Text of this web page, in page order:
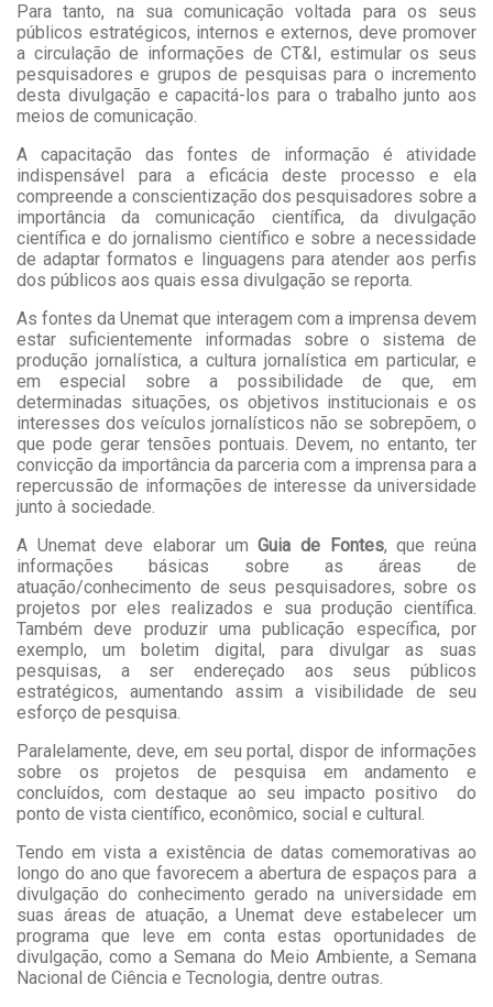
Para tanto, na sua comunicação voltada para os seus
públicos estratégicos, internos e externos, deve promover
a circulação de informações de CT&I, estimular os seus
pesquisadores e grupos de pesquisas para o incremento
desta divulgação e capacitá-los para o trabalho junto aos
meios de comunicação.
A capacitação das fontes de informação é atividade
indispensável para a eficácia deste processo e ela
compreende a conscientização dos pesquisadores sobre a
importância da comunicação científica, da divulgação
científica e do jornalismo científico e sobre a necessidade
de adaptar formatos e linguagens para atender aos perfis
dos públicos aos quais essa divulgação se reporta.
As fontes da Unemat que interagem com a imprensa devem
estar suficientemente informadas sobre o sistema de
produção jornalística, a cultura jornalística em particular, e
em especial sobre a possibilidade de que, em
determinadas situações, os objetivos institucionais e os
interesses dos veículos jornalísticos não se sobrepõem, o
que pode gerar tensões pontuais. Devem, no entanto, ter
convicção da importância da parceria com a imprensa para a
repercussão de informações de interesse da universidade
junto à sociedade.
A Unemat deve elaborar umGuia de Fontes, que reúna
informações básicas sobre as áreas de
atuação/conhecimento de seus pesquisadores, sobre os
projetos por eles realizados e sua produção científica.
Também deve produzir uma publicação específica, por
exemplo, um boletim digital, para divulgar as suas
pesquisas, a ser endereçado aos seus públicos
estratégicos, aumentando assim a visibilidade de seu
esforço de pesquisa.
Paralelamente, deve, em seu portal, dispor de informações
sobre os projetos de pesquisa em andamento e
concluídos, com destaque ao seu impacto positivo do
ponto de vista científico, econômico, social e cultural.
Tendo em vista a existência de datas comemorativas ao
longo do ano que favorecem a abertura de espaços para a
divulgação do conhecimento gerado na universidade em
suas áreas de atuação, a Unemat deve estabelecer um
programa que leve em conta estas oportunidades de
divulgação, como a Semana do Meio Ambiente, a Semana
Nacional de Ciência e Tecnologia, dentre outras.